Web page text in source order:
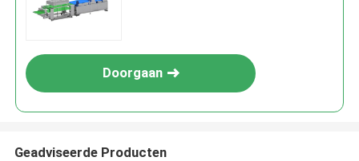
Doorgaan
Geadviseerde Producten